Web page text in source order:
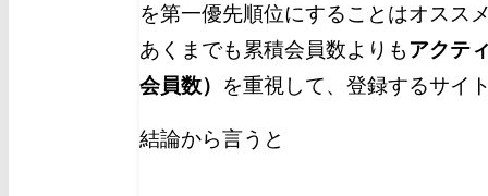
を第一優先順位にすることはオスス
あくまでも累積会員数よりもアクテ
会員数） を重視して、登録するサイ
結論から言うと